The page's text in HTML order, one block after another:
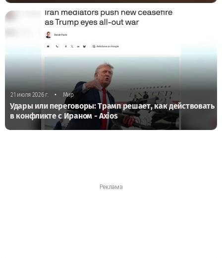
21 июля 2026 г. • Мир
Удары или переговоры: Трамп решает, как действовать
в конфликте с Ираном - Axios